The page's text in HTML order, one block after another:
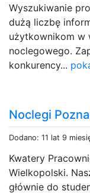
Wyszukiwanie
dużą liczbę
użytkownikom w
noclegowego.
konkurency...
Noclegi
Dodano: 11 lat 9
Kwatery
Wielkopolski.
głównie do